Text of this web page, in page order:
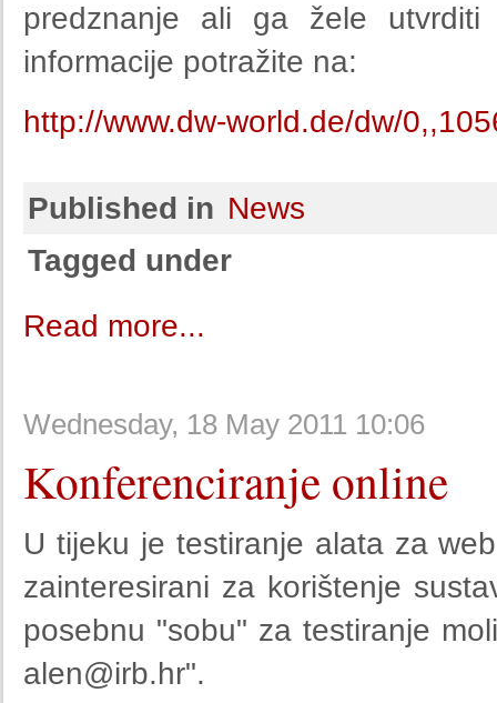
predznanje ali ga žele
informacije potražite na:
http://www.dw-world.de/dw/
Published in News
Tagged under
Read more...
Wednesday, 18 May 2011 10:06
Konferenciranje online
U tijeku je testiranje alata za
zainteresirani za korištenje
posebnu "sobu" za testiranje
alen@irb.hr".